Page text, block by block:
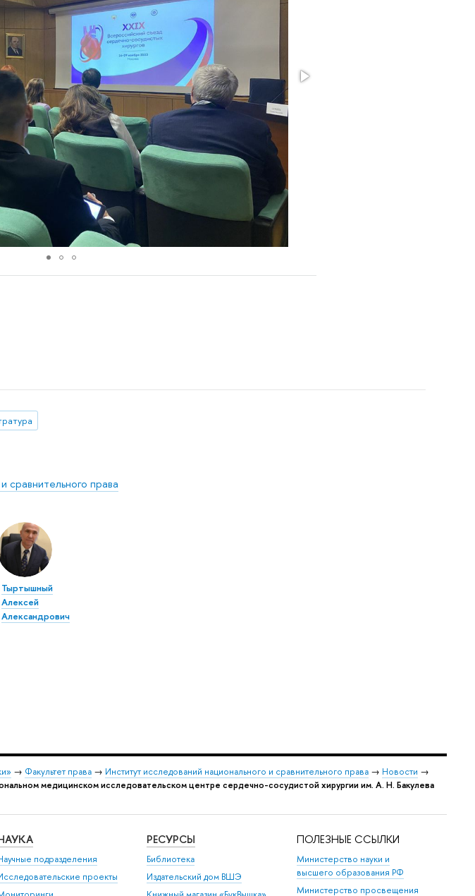
сравнительного права
Тыртышный
Алексей
Александрович
→ Факультет права → Институт исследований национального и сравнительного права → Новости →
медицинском исследовательском центре сердечно-сосудистой хирургии им. А. Н. Бакулева
подразделения
проекты
РЕСУРСЫ
Библиотека
Издательский дом ВШЭ
ПОЛЕЗНЫЕ ССЫЛКИ
Министерство науки и
высшего образования РФ
Министерство просвещения